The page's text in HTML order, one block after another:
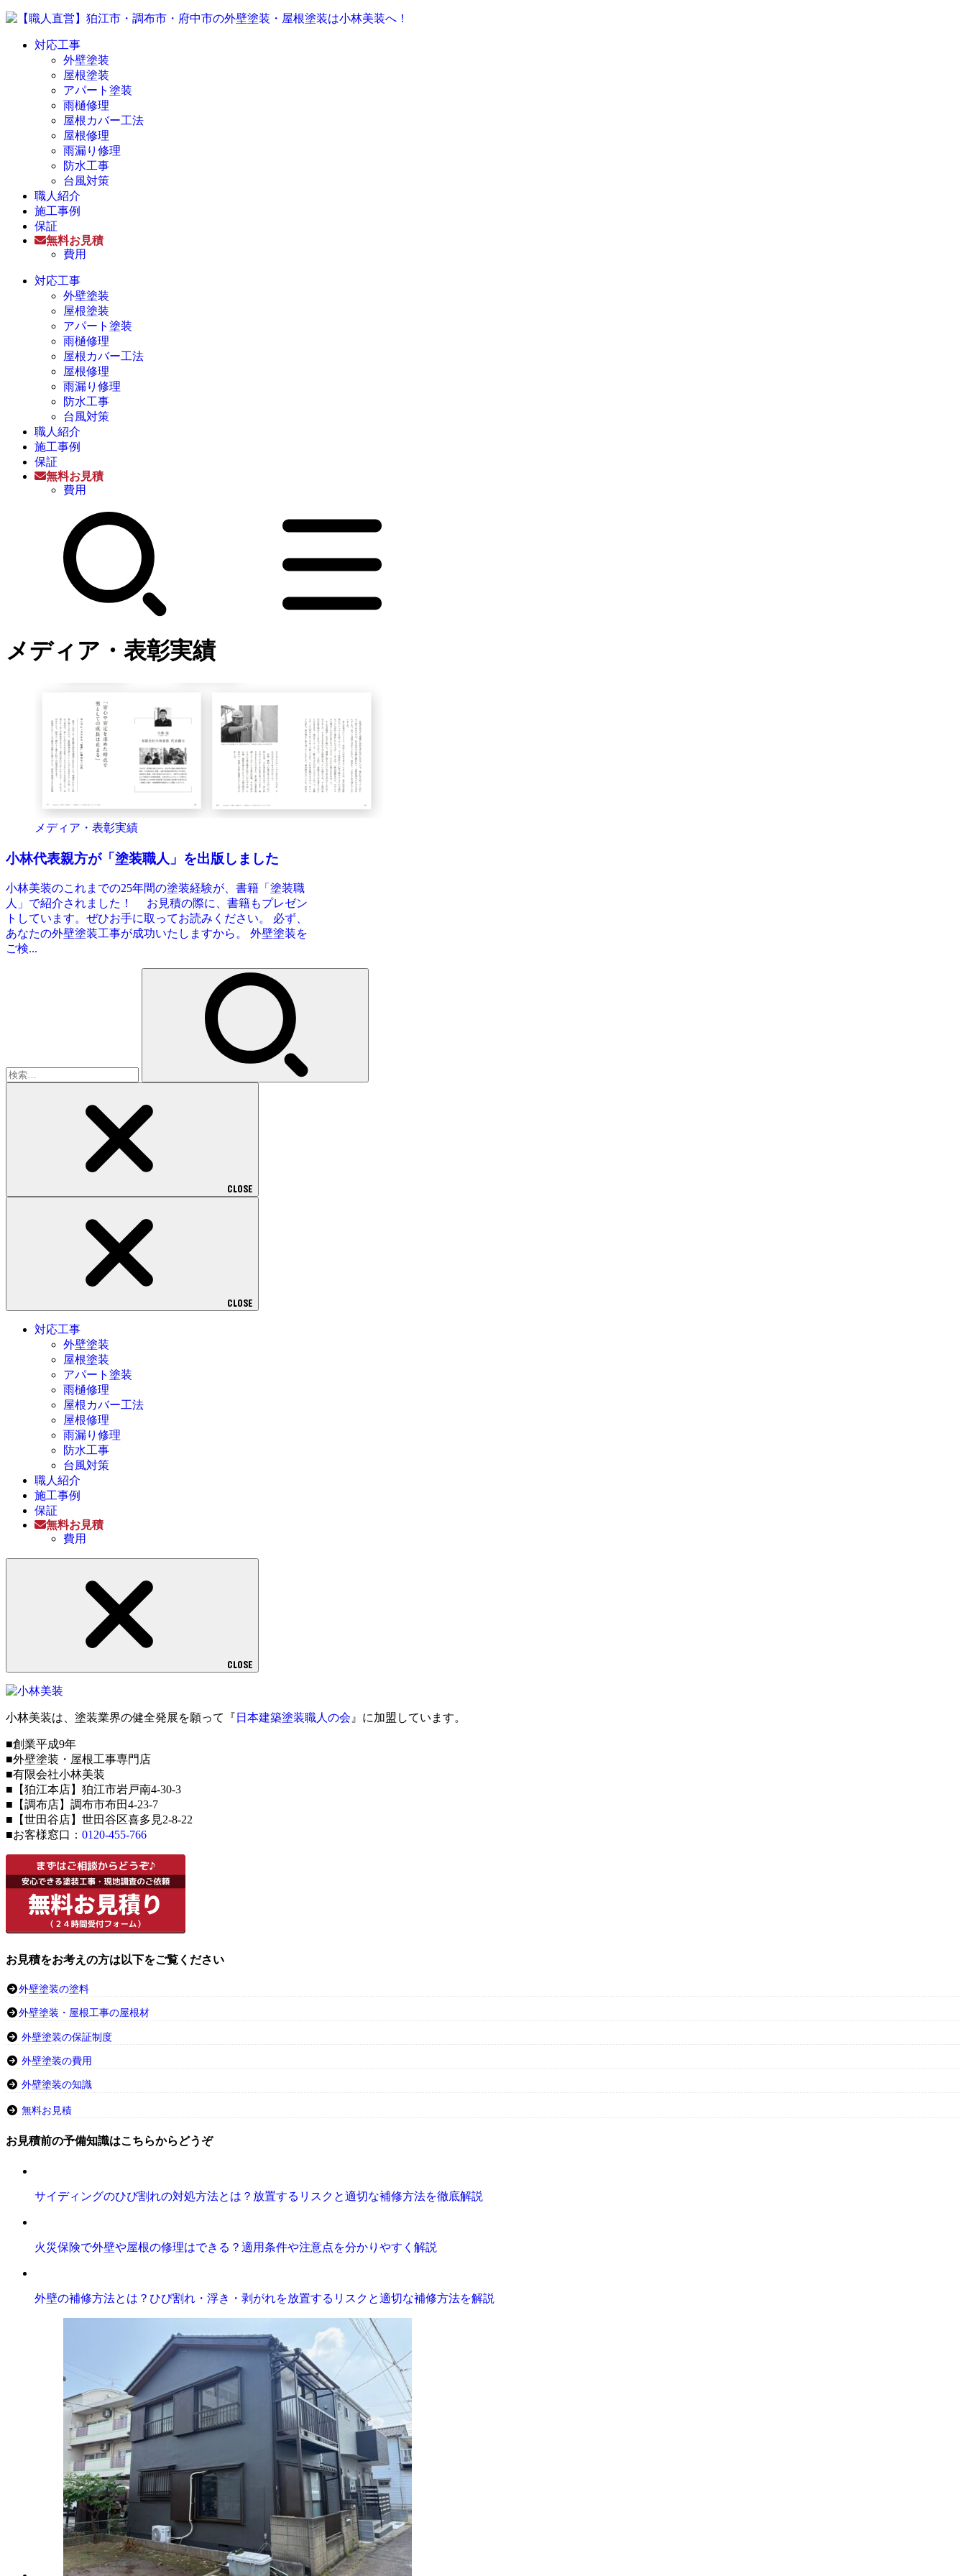
対応工事
外壁塗装
屋根塗装
アパート塗装
雨樋修理
屋根カバー工法
屋根修理
雨漏り修理
防水工事
台風対策
職人紹介
施工事例
保証
無料お見積
費用
対応工事
外壁塗装
屋根塗装
アパート塗装
雨樋修理
屋根カバー工法
屋根修理
雨漏り修理
防水工事
台風対策
職人紹介
施工事例
保証
無料お見積
費用
メディア・表彰実績
メディア・表彰実績
小林代表親方が「塗装職人」を出版しました
小林美装のこれまでの25年間の塗装経験が、書籍「塗装職
人」で紹介されました！ お見積の際に、書籍もプレゼン
トしています。ぜひお手に取ってお読みください。 必ず、
あなたの外壁塗装工事が成功いたしますから。 外壁塗装を
ご検...
CLOSE
CLOSE
対応工事
外壁塗装
屋根塗装
アパート塗装
雨樋修理
屋根カバー工法
屋根修理
雨漏り修理
防水工事
台風対策
職人紹介
施工事例
保証
無料お見積
費用
CLOSE
小林美装は、塗装業界の健全発展を願って『 日本建築塗装職人の会 』に加盟しています。
■創業平成9年
■外壁塗装・屋根工事専門店
■有限会社小林美装
■【狛江本店】狛江市岩戸南4-30-3
■【調布店】調布市布田4-23-7
■【世田谷店】世田谷区喜多見2-8-22
■お客様窓口： 0120-455-766
お見積をお考えの方は以下をご覧ください
外壁塗装の塗料
外壁塗装・屋根工事の屋根材
外壁塗装の保証制度
外壁塗装の費用
外壁塗装の知識
無料お見積
お見積前の予備知識はこちらからどうぞ
サイディングのひび割れの対処方法とは？放置するリスクと適切な補修方法を徹底解説
火災保険で外壁や屋根の修理はできる？適用条件や注意点を分かりやすく解説
外壁の補修方法とは？ひび割れ・浮き・剥がれを放置するリスクと適切な補修方法を解説